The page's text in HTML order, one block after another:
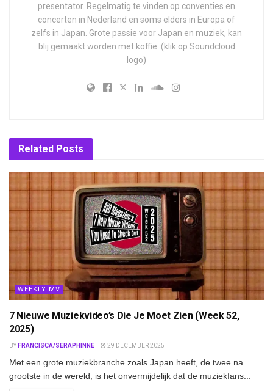
presentator. Regelmatig te vinden op conventies en
concerten in Nederland en soms elders in Europa of
zelfs in Japan. Grote passie voor Japan en muziek, kan
blij gemaakt worden met koffie. (klik op Soundcloud
logo)
Related Posts
WEEKLY MV
7 Nieuwe Muziekvideo’s Die Je Moet Zien (Week 52,
2025)
BY FRANCISCA/SERAPHINNE 29 DECEMBER 2025
Met een grote muziekbranche zoals Japan heeft, de twee na
grootste in de wereld, is het onvermijdelijk dat de muziekfans...